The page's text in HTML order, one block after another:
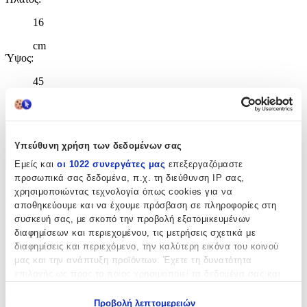
Υπεύθυνη χρήση των δεδομένων σας
Εμείς και οι 1022 συνεργάτες μας επεξεργαζόμαστε
προσωπικά σας δεδομένα, π.χ. τη διεύθυνση IP σας,
χρησιμοποιώντας τεχνολογία όπως cookies για να
αποθηκεύουμε και να έχουμε πρόσβαση σε πληροφορίες στη
συσκευή σας, με σκοπό την προβολή εξατομικευμένων
διαφημίσεων και περιεχομένου, τις μετρήσεις σχετικά με
διαφημίσεις και περιεχόμενο, την καλύτερη εικόνα του κοινού
μας και την ανάπτυξη προϊόντων. Έχετε τη δυνατότητα
Προβολή λεπτομερειών
16
cm
Ύψος:
45
Χαρακτηριστικά
+
Χαρακτηριστικά
Κατασκευαστής :
Must